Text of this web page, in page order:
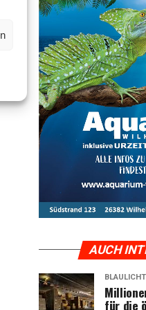
AUCH
BLAULICHT
für die